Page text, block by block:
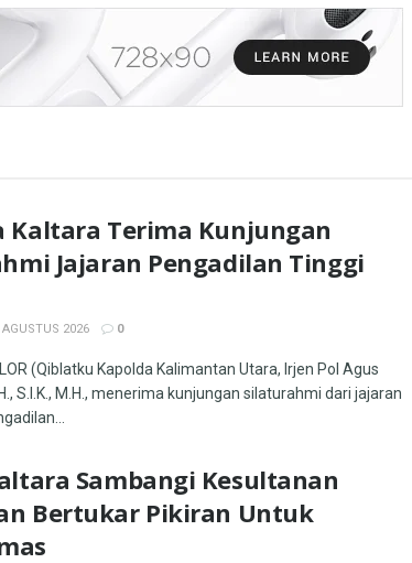
Kaltara Terima Kunjungan
Jajaran Pengadilan Tinggi
AGUSTUS 2026 0
(Qiblatku Kapolda Kalimantan Utara, Irjen Pol Agus
S.I.K., M.H., menerima kunjungan silaturahmi dari jajaran
Sambangi Kesultanan
Bertukar Pikiran Untuk